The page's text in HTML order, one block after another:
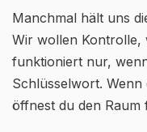
Manchmal hält uns
Wir wollen Kontrolle,
funktioniert nur,
Schlüsselwort.
öffnest du den Raum